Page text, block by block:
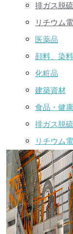
排ガス脱硫
リチウム
医薬品
顔料、染
化粧品
建築資材
食品・健
排ガス脱硫
リチウム